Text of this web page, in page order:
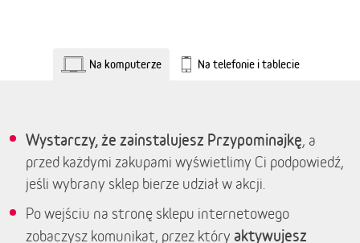
Na komputerze Na telefonie i tablecie
Wystarczy, że zainstalujesz Przypominajkę, a
przed każdymi zakupami wyświetlimy Ci podpowiedź,
jeśli wybrany sklep bierze udział w akcji.
Po wejściu na stronę sklepu internetowego
zobaczysz komunikat, przez który aktywujesz